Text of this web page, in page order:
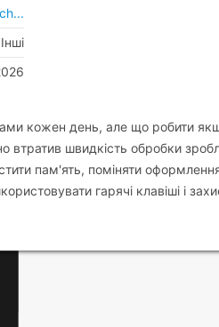
кожен день, але що робити
втратив швидкість обробки
пам'ять, поміняти
гарячі клавіші і